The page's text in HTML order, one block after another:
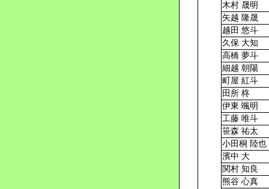
木村 晟明
矢越 隆晟
越田 悠斗
久保 大知
高橋 夢斗
細越 朝陽
町屋 紅斗
田所 柊
伊東 颯明
工藤 唯斗
笹森 祐太
小田桐 陸也
濱中 大
関村 知良
熊谷 心真